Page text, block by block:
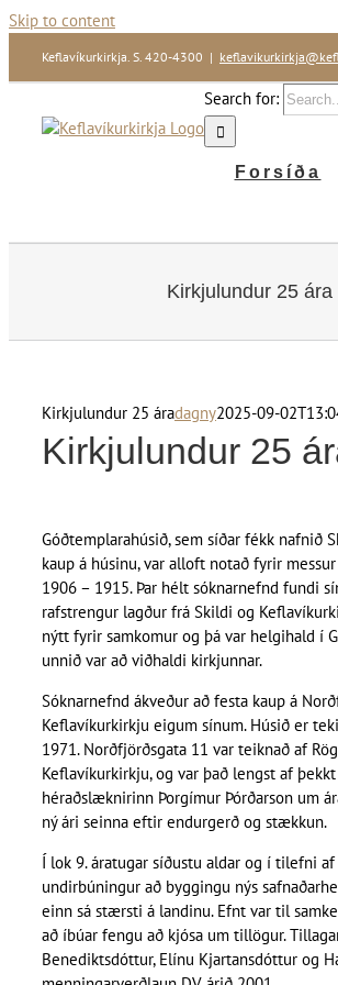
Skip to content
Keflavíkurkirkja. S. 420-4300 |
Search for:
Forsíða
Kirkjulundur 25 ára
Kirkjulundur 25 áradagny2025-09-
Kirkjulundur 25
Góðtemplarahúsið, sem síðar fékk nafnið
kaup á húsinu, var alloft notað fyrir
1906 – 1915. Þar hélt sóknarnefnd fundi
rafstrengur lagður frá Skildi og
nýtt fyrir samkomur og þá var helgihald í
unnið var að viðhaldi kirkjunnar.
Sóknarnefnd ákveður að festa kaup á
Keflavíkurkirkju eigum sínum. Húsið er
1971. Norðfjörðsgata 11 var teiknað af
Keflavíkurkirkju, og var það lengst af
héraðslæknirinn Þorgímur Þórðarson um
ný ári seinna eftir endurgerð og stækkun.
Í lok 9. áratugar síðustu aldar og í tilefni
undirbúningur að byggingu nýs
einn sá stærsti á landinu. Efnt var til
að íbúar fengu að kjósa um tillögur.
Benediktsdóttur, Elínu Kjartansdóttur og